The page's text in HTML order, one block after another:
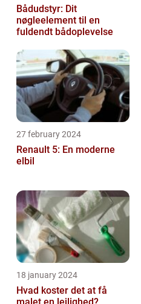
Bådudstyr: Dit
nøgleelement til en
fuldendt bådoplevelse
27 february 2024
Renault 5: En moderne
elbil
18 january 2024
Hvad koster det at få